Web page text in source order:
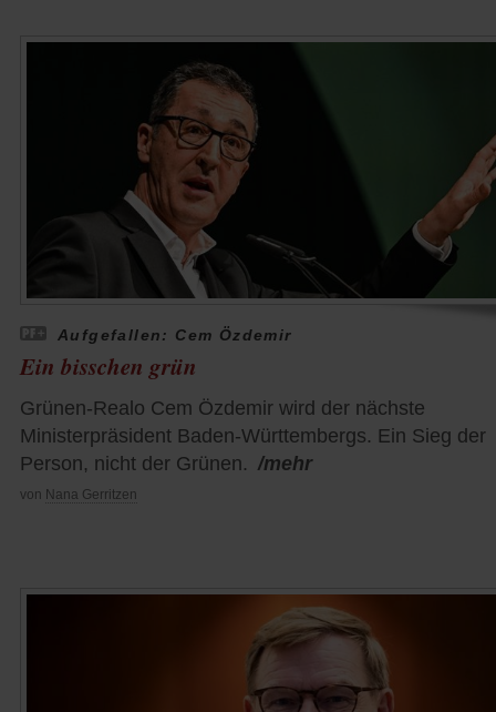
Aufgefallen: Cem Özdemir
Ein bisschen grün
Grünen-Realo Cem Özdemir wird der nächste
Ministerpräsident Baden-Württembergs. Ein Sieg der
Person, nicht der Grünen. /mehr
von Nana Gerritzen